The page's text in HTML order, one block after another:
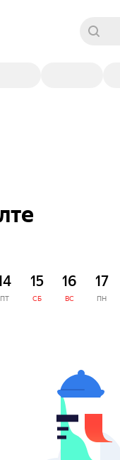
ПТ
15
СБ
16
ВС
17
ПН